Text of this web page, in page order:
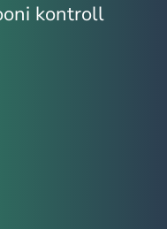
kontroll